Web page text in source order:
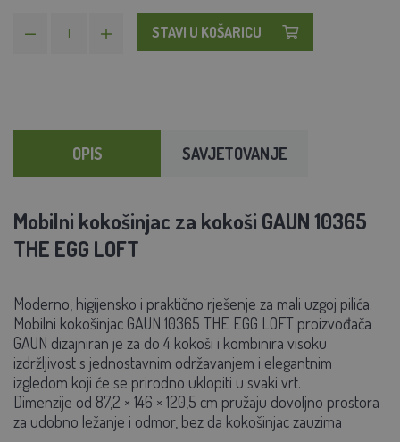
STAVI U KOŠARICU
OPIS SAVJETOVANJE
Mobilni kokošinjac za kokoši GAUN 10365
THE EGG LOFT
Moderno, higijensko i praktično rješenje za mali uzgoj pilića.
Mobilni kokošinjac GAUN 10365 THE EGG LOFT proizvođača
GAUN dizajniran je za do 4 kokoši i kombinira visoku
izdržljivost s jednostavnim održavanjem i elegantnim
izgledom koji će se prirodno uklopiti u svaki vrt.
Dimenzije od 87,2 × 146 × 120,5 cm pružaju dovoljno prostora
za udobno ležanje i odmor, bez da kokošinjac zauzima